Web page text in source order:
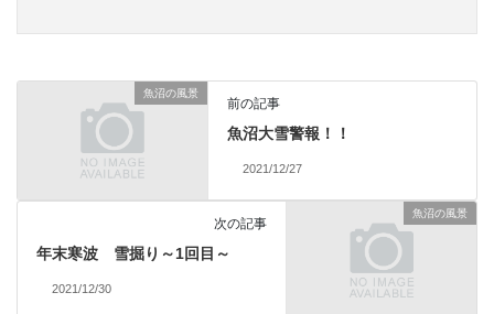
魚沼の風景
前の記事
魚沼大雪警報！！
2021/12/27
魚沼の風景
次の記事
年末寒波 雪掘り～1回目～
2021/12/30